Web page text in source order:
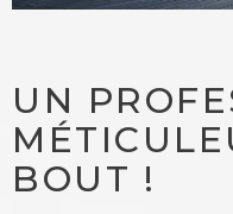
UN
BOUT !